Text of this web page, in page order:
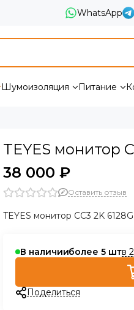
WhatsApp
Шумоизоляция Питание
TEYES монитор
38 000 ₽
Оставить отзыв
TEYES монитор CC3 2K 6128G
В наличииболее 5 в
Поделиться